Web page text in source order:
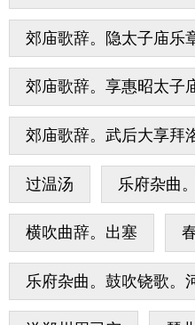
郊庙歌辞。隐太子庙乐
郊庙歌辞。享惠昭太子
郊庙歌辞。武后大享拜
过温汤 乐府杂曲
横吹曲辞。出塞
乐府杂曲。鼓吹铙歌。